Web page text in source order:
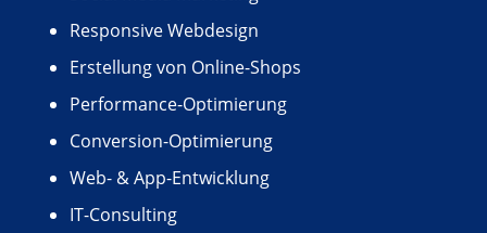
Responsive Webdesign
Erstellung von Online-Shops
Performance-Optimierung
Conversion-Optimierung
Web- & App-Entwicklung
IT-Consulting